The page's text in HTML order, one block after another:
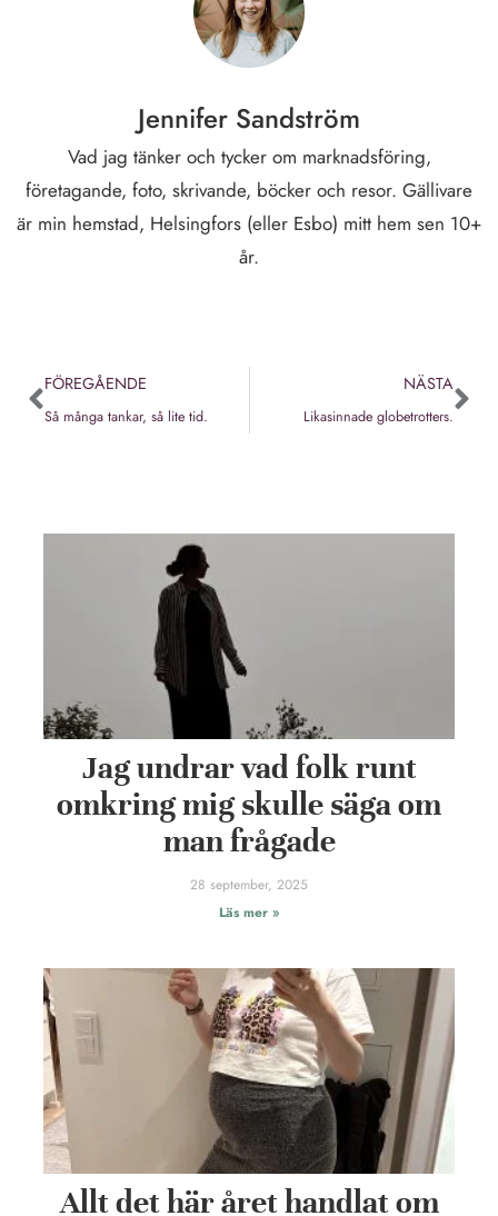
Jennifer Sandström
Vad jag tänker och tycker om marknadsföring,
företagande, foto, skrivande, böcker och resor. Gällivare
är min hemstad, Helsingfors (eller Esbo) mitt hem sen 10+
år.
FÖREGÅENDE
Så många tankar, så lite tid.
NÄSTA
Likasinnade globetrotters.
Jag undrar vad folk runt
omkring mig skulle säga om
man frågade
28 september, 2025
Läs mer »
Allt det här året handlat om